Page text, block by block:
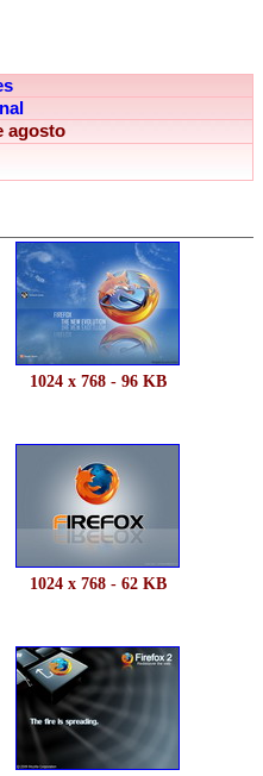
agosto
1024 x 768 - 96 KB
1024 x 768 - 62 KB